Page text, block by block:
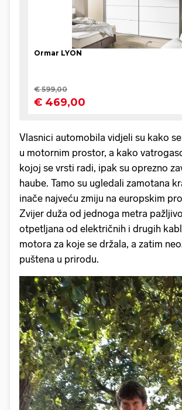
Vlasnici automobila vidjeli su kako
u motornim prostor, a kako
kojoj se vrsti radi, ipak su oprezno
haube. Tamo su ugledali zamotana
inače najveću zmiju na europskim
Zvijer duža od jednoga metra
otpetljana od električnih i drugih
motora za koje se držala, a zatim
puštena u prirodu.